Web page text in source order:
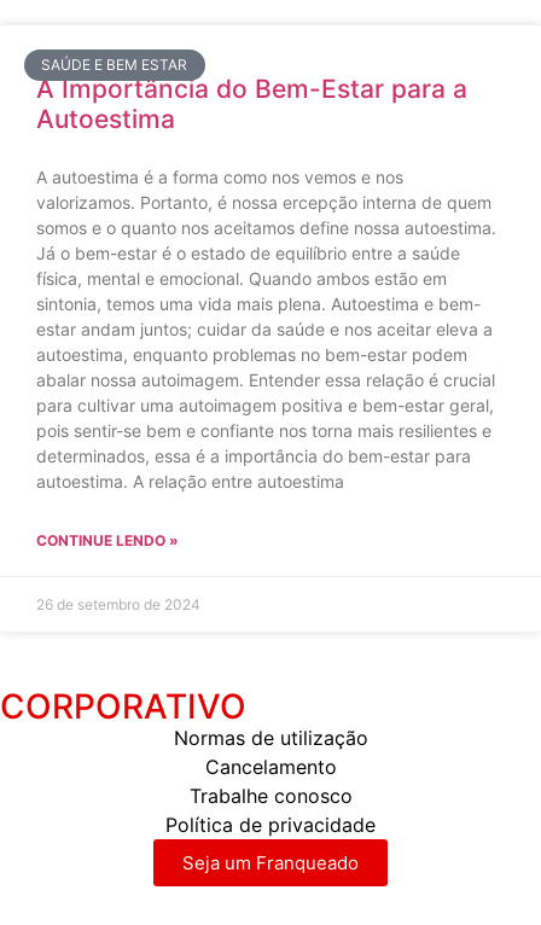
SAÚDE E BEM ESTAR
A Importância do Bem-Estar para a
Autoestima
A autoestima é a forma como nos vemos e nos
valorizamos. Portanto, é nossa ercepção interna de quem
somos e o quanto nos aceitamos define nossa autoestima.
Já o bem-estar é o estado de equilíbrio entre a saúde
física, mental e emocional. Quando ambos estão em
sintonia, temos uma vida mais plena. Autoestima e bem-
estar andam juntos; cuidar da saúde e nos aceitar eleva a
autoestima, enquanto problemas no bem-estar podem
abalar nossa autoimagem. Entender essa relação é crucial
para cultivar uma autoimagem positiva e bem-estar geral,
pois sentir-se bem e confiante nos torna mais resilientes e
determinados, essa é a importância do bem-estar para
autoestima. A relação entre autoestima
CONTINUE LENDO »
26 de setembro de 2024
CORPORATIVO
Normas de utilização
Cancelamento
Trabalhe conosco
Política de privacidade
Seja um Franqueado